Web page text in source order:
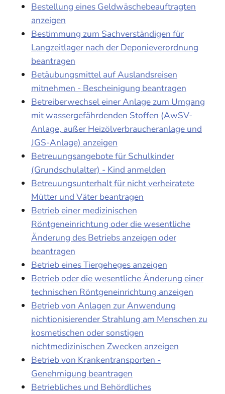
Bestellung eines Geldwäschebeauftragten
anzeigen
Bestimmung zum Sachverständigen für
Langzeitlager nach der Deponieverordnung
beantragen
Betäubungsmittel auf Auslandsreisen
mitnehmen - Bescheinigung beantragen
Betreiberwechsel einer Anlage zum Umgang
mit wassergefährdenden Stoffen (AwSV-
Anlage, außer Heizölverbraucheranlage und
JGS-Anlage) anzeigen
Betreuungsangebote für Schulkinder
(Grundschulalter) - Kind anmelden
Betreuungsunterhalt für nicht verheiratete
Mütter und Väter beantragen
Betrieb einer medizinischen
Röntgeneinrichtung oder die wesentliche
Änderung des Betriebs anzeigen oder
beantragen
Betrieb eines Tiergeheges anzeigen
Betrieb oder die wesentliche Änderung einer
technischen Röntgeneinrichtung anzeigen
Betrieb von Anlagen zur Anwendung
nichtionisierender Strahlung am Menschen zu
kosmetischen oder sonstigen
nichtmedizinischen Zwecken anzeigen
Betrieb von Krankentransporten -
Genehmigung beantragen
Betriebliches und Behördliches